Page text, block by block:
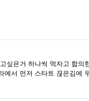
싶은거 하나씩 먹자고 합의
에서 먼저 스타트 끊은김에